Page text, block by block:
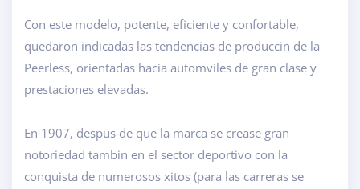
Con este modelo, potente, eficiente y confortable,
quedaron indicadas las tendencias de produccin de la
Peerless, orientadas hacia automviles de gran clase y
prestaciones elevadas.
En 1907, despus de que la marca se crease gran
notoriedad tambin en el sector deportivo con la
conquista de numerosos xitos (para las carreras se